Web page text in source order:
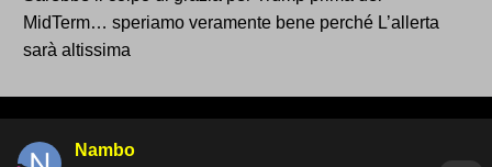
MidTerm… speriamo veramente bene perché L’allerta
sarà altissima
Nambo